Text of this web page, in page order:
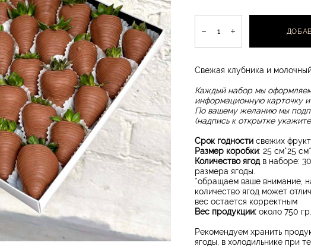
Свежая клубника и
Каждый набор мы
информационную карточку
По вашему желанию мы
(надпись к открытке
Срок годности свежих
Размер коробки: 25 см*25
Количество ягод в наборе:
размера ягоды.
*обращаем ваше внимание,
количество ягод может
вес остается корректным
Вес продукции: около 750 гр.
Рекомендуем хранить
ягоды, в холодильнике при